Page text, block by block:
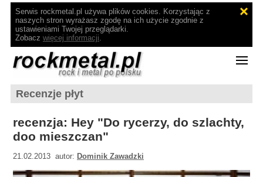
Serwis rockmetal.pl używa plików cookies. Korzystając z
naszych stron wyrażasz zgodę na ich użycie zgodnie z
ustawieniami Twojej przeglądarki.
Zobacz więcej informacji.
Recenzje płyt
recenzja: Hey "Do rycerzy, do szlachty,
doo mieszczan"
21.02.2013 autor: Dominik Zawadzki